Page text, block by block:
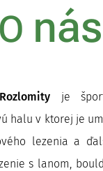
O nás
je
halu v ktorej je
lezenia a
s lanom,